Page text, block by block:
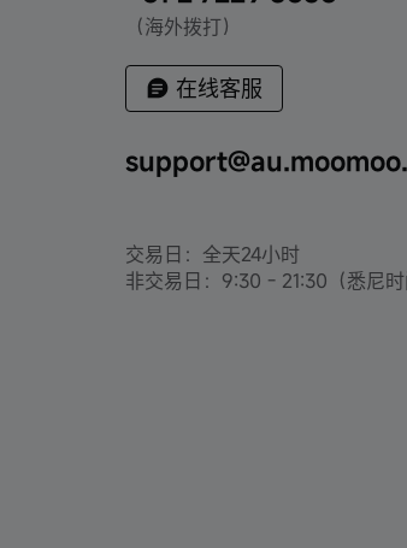
（海外拨打）
在线客服
交易日：全天24小时
非交易日：9:30 - 21:30（悉尼时